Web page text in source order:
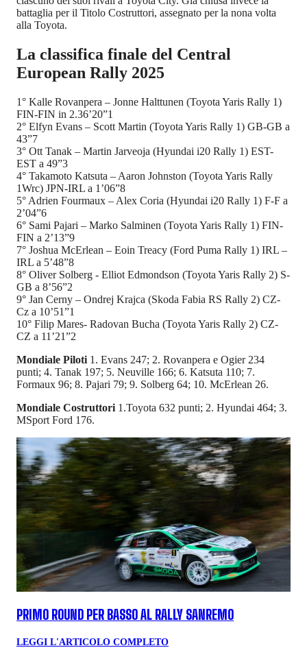
battaglia per il Titolo Costruttori, assegnato per la nona volta
alla Toyota.
La classifica finale del Central
European Rally 2025
1° Kalle Rovanpera – Jonne Halttunen (Toyota Yaris Rally 1)
FIN-FIN in 2.36’20”1
2° Elfyn Evans – Scott Martin (Toyota Yaris Rally 1) GB-GB a
43”7
3° Ott Tanak – Martin Jarveoja (Hyundai i20 Rally 1) EST-
EST a 49”3
4° Takamoto Katsuta – Aaron Johnston (Toyota Yaris Rally
1Wrc) JPN-IRL a 1’06”8
5° Adrien Fourmaux – Alex Coria (Hyundai i20 Rally 1) F-F a
2’04”6
6° Sami Pajari – Marko Salminen (Toyota Yaris Rally 1) FIN-
FIN a 2’13”9
7° Joshua McErlean – Eoin Treacy (Ford Puma Rally 1) IRL –
IRL a 5’48”8
8° Oliver Solberg - Elliot Edmondson (Toyota Yaris Rally 2) S-
GB a 8’56”2
9° Jan Cerny – Ondrej Krajca (Skoda Fabia RS Rally 2) CZ-
Cz a 10’51”1
10° Filip Mares- Radovan Bucha (Toyota Yaris Rally 2) CZ-
CZ a 11’21”2
Mondiale Piloti 1. Evans 247; 2. Rovanpera e Ogier 234
punti; 4. Tanak 197; 5. Neuville 166; 6. Katsuta 110; 7.
Formaux 96; 8. Pajari 79; 9. Solberg 64; 10. McErlean 26.
Mondiale Costruttori 1.Toyota 632 punti; 2. Hyundai 464; 3.
MSport Ford 176.
PRIMO ROUND PER BASSO AL RALLY SANREMO
LEGGI L'ARTICOLO COMPLETO